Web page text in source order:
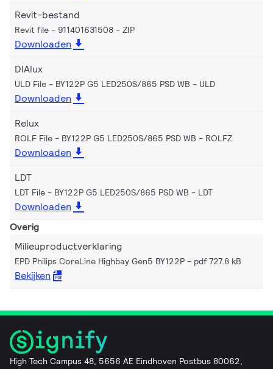
Revit-bestand
Revit file - 911401631508 ZIP
Downloaden
DIAlux
ULD File - BY122P G5 LED250S/865 PSD WB ULD
Downloaden
Relux
ROLF File - BY122P G5 LED250S/865 PSD WB ROLFZ
Downloaden
LDT
LDT File - BY122P G5 LED250S/865 PSD WB LDT
Downloaden
Overig
Milieuproductverklaring
EPD Philips CoreLine Highbay Gen5 BY122P pdf 727.8 kB
Bekijken
High Tech Campus 48, 5656 AE Eindhoven Postbus 80062,